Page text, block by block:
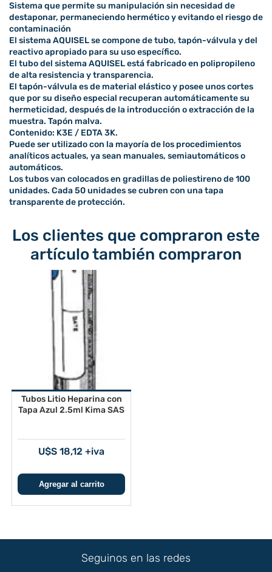
Sistema que permite su manipulación sin necesidad de
destaponar, permaneciendo hermético y evitando el riesgo de
contaminación
El sistema AQUISEL se compone de tubo, tapón-válvula y del
reactivo apropiado para su uso específico.
El tubo del sistema AQUISEL está fabricado en polipropileno
de alta resistencia y transparencia.
El tapón-válvula es de material elástico y posee unos cortes
que por su diseño especial recuperan automáticamente su
hermeticidad, después de la introducción o extracción de la
muestra. Tapón malva.
Contenido: K3E / EDTA 3K.
Puede ser utilizado con la mayoría de los procedimientos
analíticos actuales, ya sean manuales, semiautomáticos o
automáticos.
Los tubos van colocados en gradillas de poliestireno de 100
unidades. Cada 50 unidades se cubren con una tapa
transparente de protección.
Los clientes que compraron este
artículo también compraron
Tubos Litio Heparina con
Tapa Azul 2.5ml Kima SAS
U$S 18,12 +iva
Seguinos en las redes